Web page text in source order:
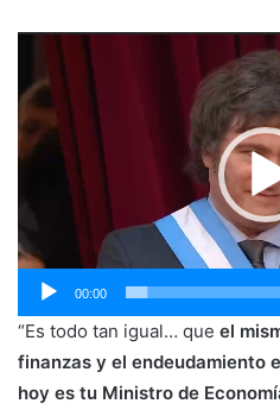
de
vídeo
00:00
“Es todo tan igual… que el
finanzas y el endeudamiento
hoy es tu Ministro de